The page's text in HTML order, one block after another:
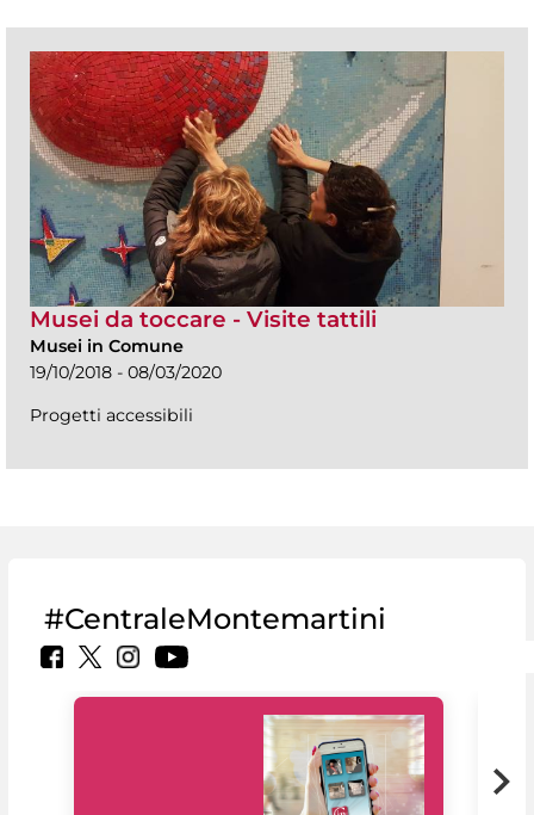
Musei da toccare - Visite tattili
Musei in Comune
19/10/2018 - 08/03/2020
Progetti accessibili
#CentraleMontemartini